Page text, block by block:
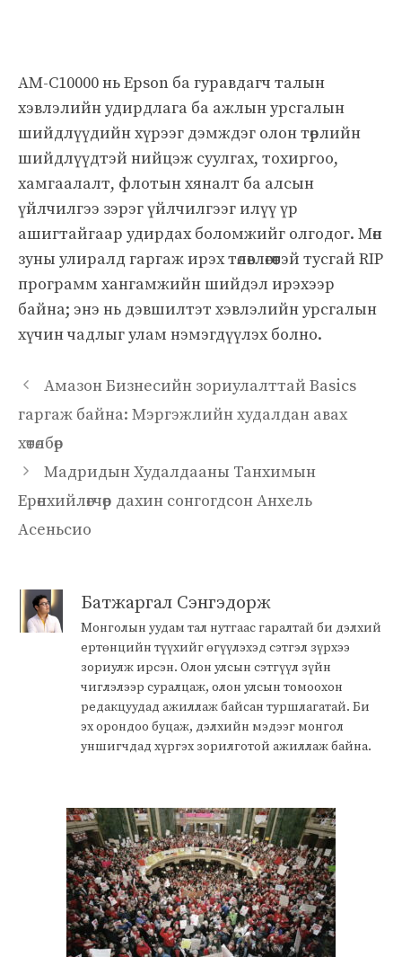
AM-C10000 нь Epson ба гуравдагч талын
хэвлэлийн удирдлага ба ажлын урсгалын
шийдлүүдийн хүрээг дэмждэг олон төрлийн
шийдлүүдтэй нийцэж суулгах, тохиргоо,
хамгаалалт, флотын хяналт ба алсын
үйлчилгээ зэрэг үйлчилгээг илүү үр
ашигтайгаар удирдах боломжийг олгодог. Мөн
зуны улиралд гаргаж ирэх төлөвлөгөөтэй тусгай RIP
программ хангамжийн шийдэл ирэхээр
байна; энэ нь дэвшилтэт хэвлэлийн урсгалын
хүчин чадлыг улам нэмэгдүүлэх болно.
Амазон Бизнесийн зориулалттай Basics
гаргаж байна: Мэргэжлийн худалдан авах
хөтөлбөр
Мадридын Худалдааны Танхимын
Ерөнхийлөгчөөр дахин сонгогдсон Анхель
Асеньсио
Батжаргал Сэнгэдорж
Монголын уудам тал нутгаас гаралтай би дэлхий
ертөнцийн түүхийг өгүүлэхэд сэтгэл зүрхээ
зориулж ирсэн. Олон улсын сэтгүүл зүйн
чиглэлээр суралцаж, олон улсын томоохон
редакцуудад ажиллаж байсан туршлагатай. Би
эх орондоо буцаж, дэлхийн мэдээг монгол
уншигчдад хүргэх зорилготой ажиллаж байна.